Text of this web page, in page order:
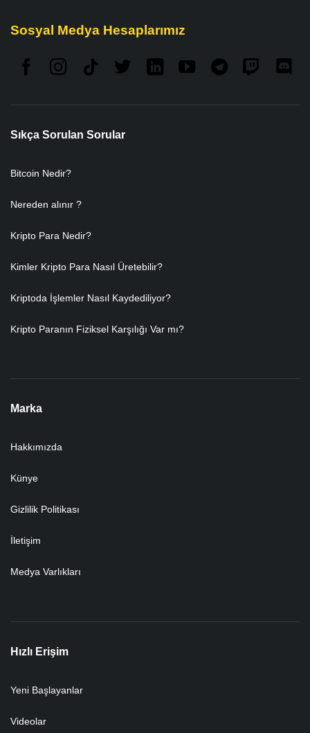
Sosyal Medya Hesaplarımız
Sıkça Sorulan Sorular
Bitcoin Nedir?
Nereden alınır ?
Kripto Para Nedir?
Kimler Kripto Para Nasıl Üretebilir?
Kriptoda İşlemler Nasıl Kaydediliyor?
Kripto Paranın Fiziksel Karşılığı Var mı?
Marka
Hakkımızda
Künye
Gizlilik Politikası
İletişim
Medya Varlıkları
Hızlı Erişim
Yeni Başlayanlar
Videolar